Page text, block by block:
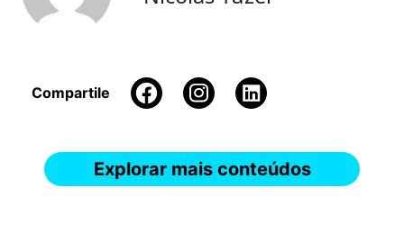
Compartile
Explorar mais conteúdos